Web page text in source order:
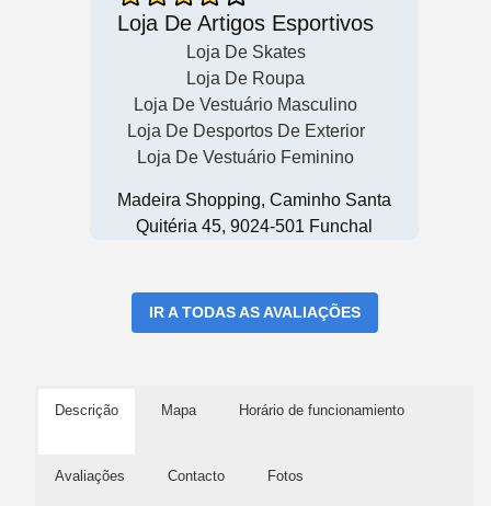
Loja De Artigos Esportivos
Loja De Skates
Loja De Roupa
Loja De Vestuário Masculino
Loja De Desportos De Exterior
Loja De Vestuário Feminino
Madeira Shopping, Caminho Santa
Quitéria 45, 9024-501 Funchal
IR A TODAS AS AVALIAÇÕES
Descrição Mapa Horário de funcionamiento
Avaliações Contacto Fotos